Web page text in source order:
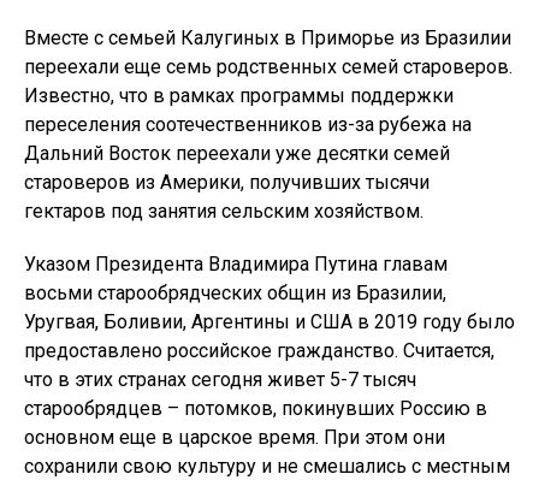
Вместе с семьей Калугиных в Приморье из Бразилии
переехали еще семь родственных семей староверов.
Известно, что в рамках программы поддержки
переселения соотечественников из-за рубежа на
Дальний Восток переехали уже десятки семей
староверов из Америки, получивших тысячи
гектаров под занятия сельским хозяйством.
Указом Президента Владимира Путина главам
восьми старообрядческих общин из Бразилии,
Уругвая, Боливии, Аргентины и США в 2019 году было
предоставлено российское гражданство. Считается,
что в этих странах сегодня живет 5-7 тысяч
старообрядцев – потомков, покинувших Россию в
основном еще в царское время. При этом они
сохранили свою культуру и не смешались с местным